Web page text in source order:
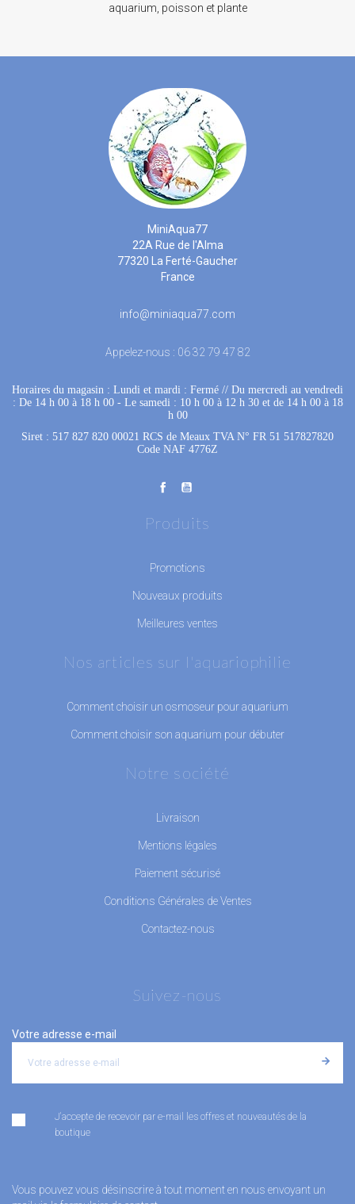
aquarium, poisson et plante
MiniAqua77
22A Rue de l'Alma
77320 La Ferté-Gaucher
France
info@miniaqua77.com
Appelez-nous : 06 32 79 47 82
Horaires du magasin : Lundi et mardi : Fermé // Du mercredi au vendredi
: De 14 h 00 à 18 h 00 - Le samedi : 10 h 00 à 12 h 30 et de 14 h 00 à 18
h 00
Siret : 517 827 820 00021 RCS de Meaux TVA N° FR 51 517827820
Code NAF 4776Z
Produits
Promotions
Nouveaux produits
Meilleures ventes
Nos articles sur l'aquariophilie
Comment choisir un osmoseur pour aquarium
Comment choisir son aquarium pour débuter
Notre société
Livraison
Mentions légales
Paiement sécurisé
Conditions Générales de Ventes
Contactez-nous
Suivez-nous
Votre adresse e-mail
J'accepte de recevoir par e-mail les offres et nouveautés de la
boutique
Vous pouvez vous désinscrire à tout moment en nous envoyant un